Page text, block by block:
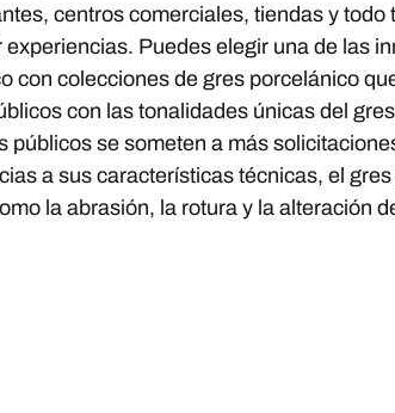
centros comerciales, tiendas y
Puedes elegir una de las
con colecciones de gres porcelánico
con las tonalidades únicas del
públicos se someten a más
a sus características técnicas, el
la abrasión, la rotura y la alteración